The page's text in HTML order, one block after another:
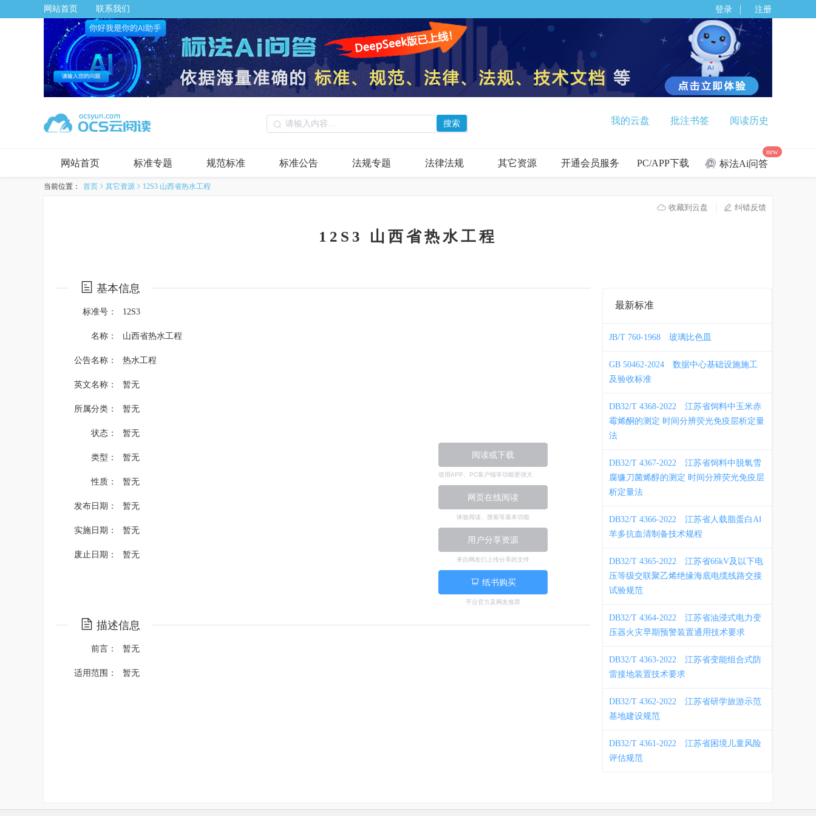
网站首页 联系我们 登录 注册
搜索 我的云盘 批注书签 阅读历史
网站首页 标准专题 规范标准 标准公告 法规专题 法律法规 其它资源 开通会员服务 PC/APP下载 标法Ai问答
new
当前位置： 首页 其它资源 12S3 山西省热水工程
收藏到云盘 纠错反馈
12S3 山西省热水工程
基本信息
标准号： 12S3
名称： 山西省热水工程
公告名称： 热水工程
英文名称： 暂无
所属分类： 暂无
状态： 暂无
类型： 暂无
性质： 暂无
发布日期： 暂无
实施日期： 暂无
废止日期： 暂无
阅读或下载
使用APP、PC客户端等功能更强大
网页在线阅读
体验阅读、搜索等基本功能
用户分享资源
来自网友们上传分享的文件
纸书购买
平台官方及网友推荐
描述信息
前言： 暂无
适用范围： 暂无
最新标准
JB/T 760-1968 玻璃比色皿
GB 50462-2024
数据中心基础设施施工
及验收标准
DB32/T 4368-2022
江苏省饲料中玉米赤
霉烯酮的测定 时间分辨荧光免疫层析定量
法
DB32/T 4367-2022
江苏省饲料中脱氧雪
腐镰刀菌烯醇的测定 时间分辨荧光免疫层
析定量法
DB32/T 4366-2022
江苏省人载脂蛋白AⅠ
羊多抗血清制备技术规程
DB32/T 4365-2022
江苏省66kV及以下电
压等级交联聚乙烯绝缘海底电缆线路交接
试验规范
DB32/T 4364-2022
江苏省油浸式电力变
压器火灾早期预警装置通用技术要求
DB32/T 4363-2022
江苏省变能组合式防
雷接地装置技术要求
DB32/T 4362-2022
江苏省研学旅游示范
基地建设规范
DB32/T 4361-2022
江苏省困境儿童风险
评估规范